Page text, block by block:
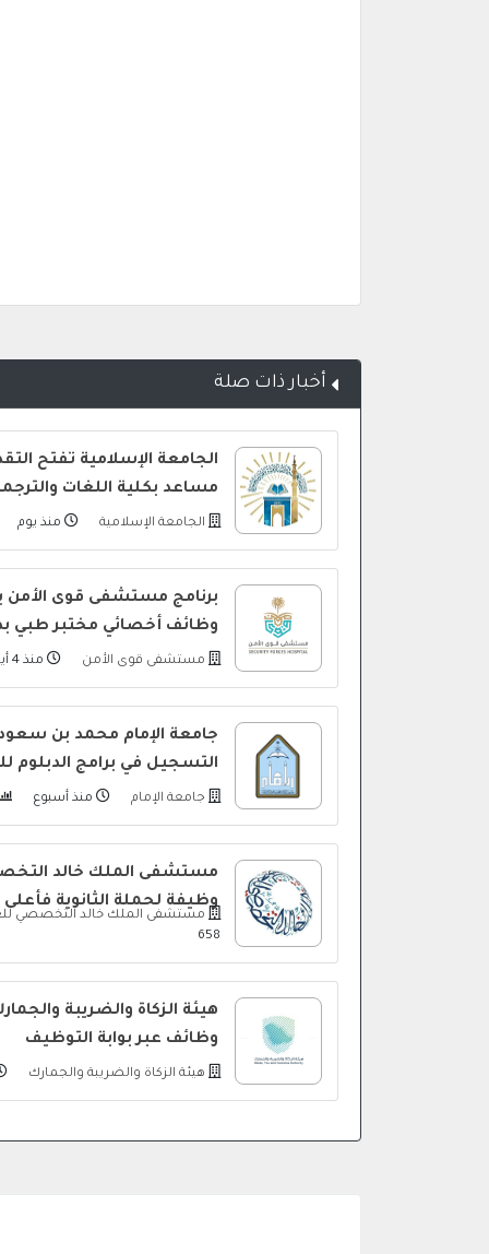
أخبار ذات صلة
الجامعة الإسلامية تفتح
مساعد بكلية اللغات
الجامعة الإسلامية منذ يوم
برنامج مستشفى قوى الأمن
وظائف أخصائي مختبر طبي
مستشفى قوى الأمن منذ 4 أيام
جامعة الإمام محمد بن
التسجيل في برامج الدبلوم
جامعة الإمام منذ أسبوع
مستشفى الملك خالد
وظيفة لحملة الثانوية فأعلى
مستشفى الملك خالد التخصصي
658
هيئة الزكاة والضريبة
وظائف عبر بوابة التوظيف
هيئة الزكاة والضريبة والجمارك